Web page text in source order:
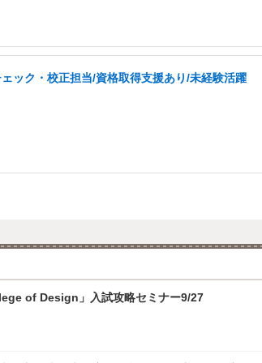
ック・校正担当/資格取得支援あり/未経験活躍
of Design」入試攻略セミナー9/27